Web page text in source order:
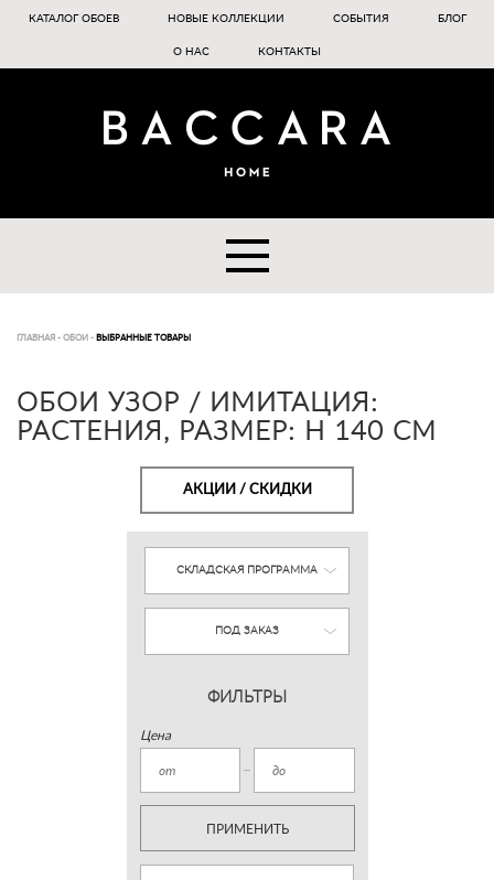
КАТАЛОГ ОБОЕВ НОВЫЕ КОЛЛЕКЦИИ СОБЫТИЯ БЛОГ
О НАС КОНТАКТЫ
ГЛАВНАЯ - ОБОИ - ВЫБРАННЫЕ ТОВАРЫ
ОБОИ УЗОР / ИМИТАЦИЯ:
РАСТЕНИЯ, РАЗМЕР: H 140 CM
АКЦИИ / СКИДКИ
СКЛАДСКАЯ ПРОГРАММА
ПОД ЗАКАЗ
ФИЛЬТРЫ
Цена
ПРИМЕНИТЬ